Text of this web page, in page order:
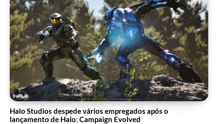
Halo Studios despede vários empregados após o
lançamento de Halo: Campaign Evolved